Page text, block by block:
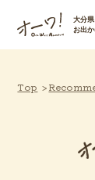
大分
お出
Top